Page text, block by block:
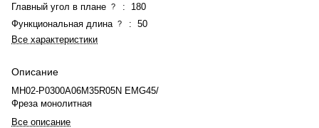
Главный угол в плане ? :
180
Функциональная длина ? : 50
Все характеристики
Описание
MH02-P0300A06M35R05N EMG45/
Фреза монолитная
Все описание